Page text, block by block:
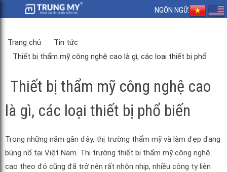
NGÔN NGỮ:
Trang chủ
Tin tức
Thiết bị thẩm mỹ công nghệ cao là gì, các loại thiết bị phổ
Thiết bị thẩm mỹ công nghệ cao
là gì, các loại thiết bị phổ biến
Trong những năm gần đây, thị trường thẩm mỹ và làm đẹp đang
bùng nổ tại Việt Nam. Thị trường thiết bị thẩm mỹ công nghệ
cao theo đó cũng đã trở nên rất nhộn nhịp, nhiều công ty liên